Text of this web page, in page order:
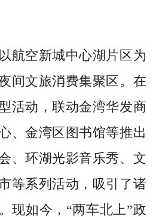
航空新城中心湖片区为
间文旅消费集聚区。在
活动，联动金湾华发商
、金湾区图书馆等推出
、环湖光影音乐秀、文
等系列活动，吸引了诸
现如今，“两车北上”政